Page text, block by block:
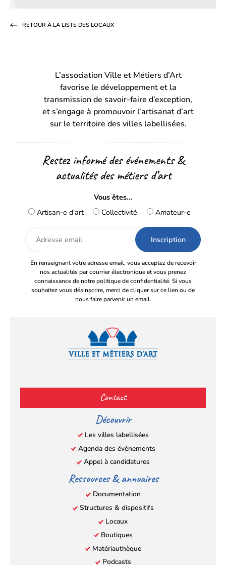
un
onglet)onglet)
RETOUR À LA LISTE DES LOCAUX
L’association Ville et Métiers d’Art
favorise le développement et la
transmission de savoir-faire d’exception,
et s’engage à promouvoir l’artisanat d’art
sur le territoire des villes labellisées.
Restez informé des événements &
actualités des métiers d’art
Vous êtes...
Artisan-e d'art
Collectivité Amateur-e
Adresse
email
En renseignant votre adresse email, vous acceptez de recevoir
nos actualités par courrier électronique et vous prenez
connaissance de notre politique de confidentialité. Si vous
souhaitez vous désinscrire, merci de cliquer sur ce lien ou de
nous faire parvenir un email.
(s’ouvre
dans
un
nouvel
onglet)
(s’ouvre
dans
un
nouvel
onglet)
(s’ouvre
dans
un
nouvel
onglet)
(s’ouvre
un
nouvel
onglet)
Contact
Découvrir
Les villes labellisées
Agenda des évènements
Appel à candidatures
Ressources & annuaires
Documentation
Structures & dispositifs
Locaux
Boutiques
Matériauthèque
Podcasts